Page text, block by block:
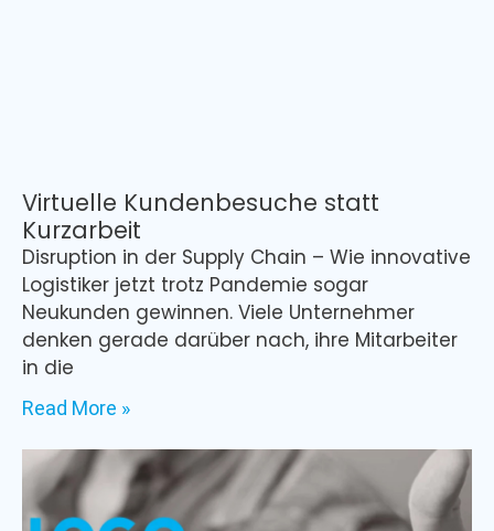
Virtuelle Kundenbesuche statt
Kurzarbeit
Disruption in der Supply Chain – Wie innovative
Logistiker jetzt trotz Pandemie sogar
Neukunden gewinnen. Viele Unternehmer
denken gerade darüber nach, ihre Mitarbeiter
in die
Read More »